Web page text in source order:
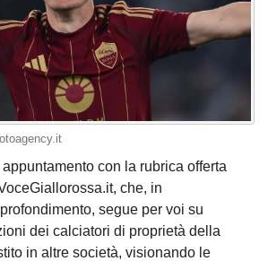
con la rubrica offerta
che, in
segue per voi su
dei calciatori di proprietà della
in altre società, visionando le